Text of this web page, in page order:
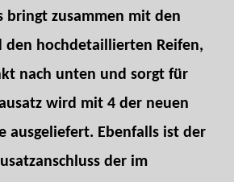
bringt zusammen mit den
den hochdetaillierten Reifen,
nach unten und sorgt für
wird mit 4 der neuen
ausgeliefert. Ebenfalls ist der
der im